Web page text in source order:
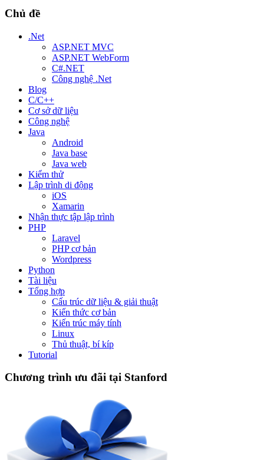
Chủ đề
.Net
ASP.NET MVC
ASP.NET WebForm
C#.NET
Công nghệ .Net
Blog
C/C++
Cơ sở dữ liệu
Công nghệ
Java
Android
Java base
Java web
Kiểm thử
Lập trình di động
iOS
Xamarin
Nhận thực tập lập trình
PHP
Laravel
PHP cơ bản
Wordpress
Python
Tài liệu
Tổng hợp
Cấu trúc dữ liệu & giải thuật
Kiến thức cơ bản
Kiến trúc máy tính
Linux
Thủ thuật, bí kíp
Tutorial
Chương trình ưu đãi tại Stanford